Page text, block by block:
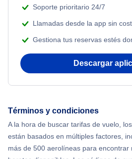
Soporte prioritario 24/7
Llamadas desde la app sin
Gestiona tus reservas estés
Descargar
Términos y condiciones
A la hora de buscar tarifas de vuelo,
están basados en múltiples factores,
más de 500 aerolíneas para encontrar